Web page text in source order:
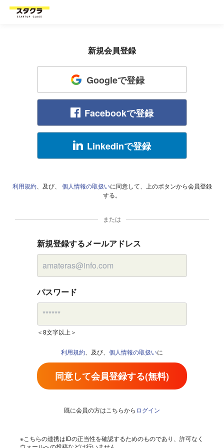
新規会員登録
Googleで登録
Facebookで登録
Linkedinで登録
利用規約、及び、 個人情報の取扱いに同意して、上のボタンから会員登録
する。
または
新規登録するメールアドレス
パスワード
＜8文字以上＞
利用規約 、及び、 個人情報の取扱いに
同意して会員登録する(無料)
既に会員の方はこちらから ログイン
※こちらの連携はIDの正当性を確認するためのものであり、許可なく
ウォールへの投稿などは行いません。